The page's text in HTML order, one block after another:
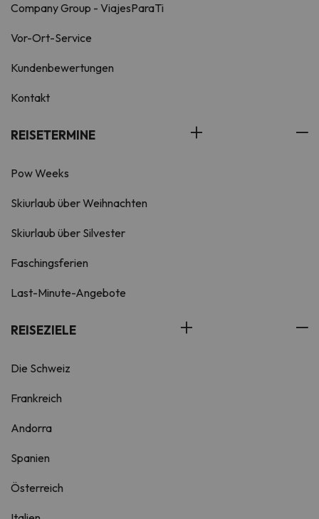
Company Group - ViajesParaTi
Vor-Ort-Service
Kundenbewertungen
Kontakt
REISETERMINE
Pow Weeks
Skiurlaub über Weihnachten
Skiurlaub über Silvester
Faschingsferien
Last-Minute-Angebote
REISEZIELE
Die Schweiz
Frankreich
Andorra
Spanien
Österreich